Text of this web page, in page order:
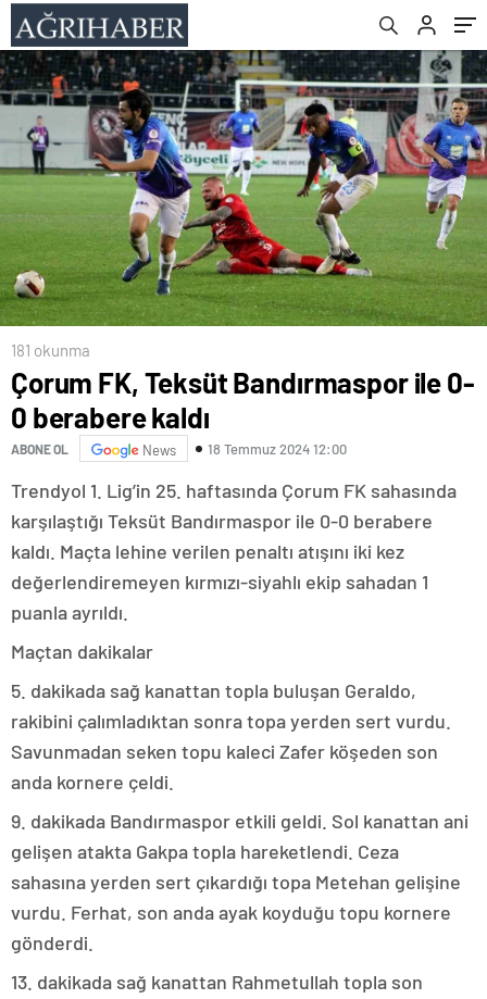
181 okunma
Çorum FK, Teksüt Bandırmaspor ile 0-
0 berabere kaldı
ABONE OL News 18 Temmuz 2024 12:00
Trendyol 1. Lig’in 25. haftasında Çorum FK sahasında
karşılaştığı Teksüt Bandırmaspor ile 0-0 berabere
kaldı. Maçta lehine verilen penaltı atışını iki kez
değerlendiremeyen kırmızı-siyahlı ekip sahadan 1
puanla ayrıldı.
Maçtan dakikalar
5. dakikada sağ kanattan topla buluşan Geraldo,
rakibini çalımladıktan sonra topa yerden sert vurdu.
Savunmadan seken topu kaleci Zafer köşeden son
anda kornere çeldi.
9. dakikada Bandırmaspor etkili geldi. Sol kanattan ani
gelişen atakta Gakpa topla hareketlendi. Ceza
sahasına yerden sert çıkardığı topa Metehan gelişine
vurdu. Ferhat, son anda ayak koyduğu topu kornere
gönderdi.
13. dakikada sağ kanattan Rahmetullah topla son